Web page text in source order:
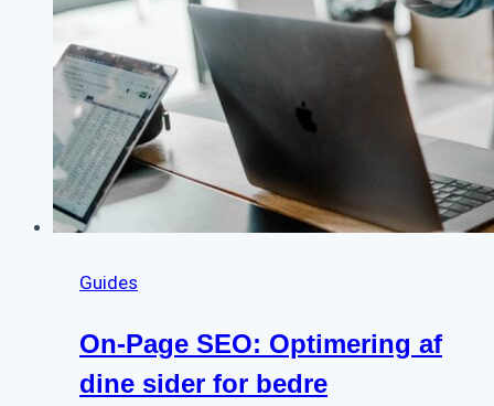
Guides
On-Page SEO: Optimering af
dine sider for bedre